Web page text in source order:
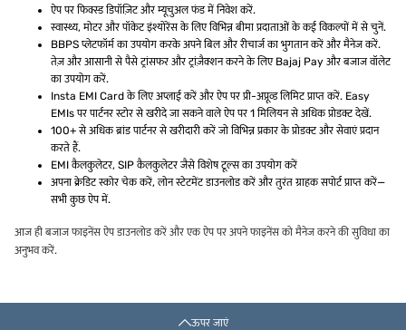
ऐप पर फिक्स्ड डिपॉज़िट और म्यूचुअल फंड में निवेश करें.
स्वास्थ्य, मोटर और पॉकेट इंश्योरेंस के लिए विभिन्न बीमा प्रदाताओं के कई विकल्पों में से चुनें.
BBPS प्लेटफॉर्म का उपयोग करके अपने बिल और रीचार्ज का भुगतान करें और मैनेज करें.
तेज़ और आसानी से पैसे ट्रांसफर और ट्रांज़ैक्शन करने के लिए Bajaj Pay और बजाज वॉलेट
का उपयोग करें.
Insta EMI Card के लिए अप्लाई करें और ऐप पर प्री-अप्रूव्ड लिमिट प्राप्त करें. Easy
EMIs पर पार्टनर स्टोर से खरीदे जा सकने वाले ऐप पर 1 मिलियन से अधिक प्रोडक्ट देखें.
100+ से अधिक ब्रांड पार्टनर से खरीदारी करें जो विभिन्न प्रकार के प्रोडक्ट और सेवाएं प्रदान
करते हैं.
EMI कैलकुलेटर, SIP कैलकुलेटर जैसे विशेष टूल्स का उपयोग करें
अपना क्रेडिट स्कोर चेक करें, लोन स्टेटमेंट डाउनलोड करें और तुरंत ग्राहक सपोर्ट प्राप्त करें—
सभी कुछ ऐप में.
आज ही बजाज फाइनेंस ऐप डाउनलोड करें और एक ऐप पर अपने फाइनेंस को मैनेज करने की सुविधा का
अनुभव करें.
ऊपर जाएं